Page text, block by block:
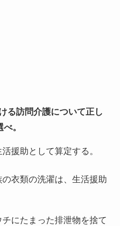
る訪問介護について正し
。
援助として算定する。
衣類の洗濯は、生活援助
にたまった排泄物を捨て